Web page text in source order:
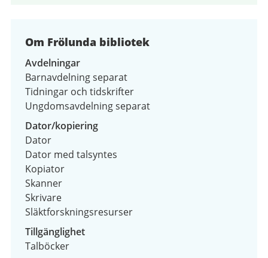
Om Frölunda bibliotek
Avdelningar
Barnavdelning separat
Tidningar och tidskrifter
Ungdomsavdelning separat
Dator/kopiering
Dator
Dator med talsyntes
Kopiator
Skanner
Skrivare
Släktforskningsresurser
Tillgänglighet
Talböcker